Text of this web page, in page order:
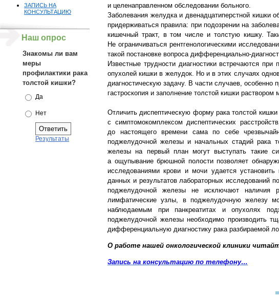
ЗАПИСЬ НА
КОНСУЛЬТАЦИЮ
Наш опрос
Знакомы ли вам
меры
профилактики рака
толстой кишки?
Да
Нет
Результаты
и целенаправленном обследовании больного.
Заболевания желудка и двенадцатиперстной кишки
придерживаться правила: при подозрении на
кишечный тракт, в том числе и толстую кишку.
Не ограничиваться рентгенологическими
такой постановке вопроса дифференциально-
Известные трудности диагностики встречаются
опухолей кишки в желудок. Но и в этих случаях
диагностическую задачу. В части случаев,
гастроскопия и заполнение толстой кишки раствором
Отличить диспептическую форму рака толстой
с симптомокомплексом диспептических
до настоящего времени сама по себе
поджелудочной железы и начальных стадий рака
железы на первый план могут выступать такие
а ощупывание брюшной полости позволяет
исследованиями крови и мочи удается
данных и результатов лабораторных исследований
поджелудочной железы не исключают наличия
лимфатические узлы, в поджелудочную железу
наблюдаемым при панкреатитах и опухолях
поджелудочной железы необходимо производить
дифференциальную диагностику рака разбираемой
О работе нашей онкологической клиники
Запись на консультацию по телефону…